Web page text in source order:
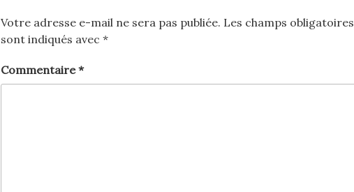
Votre adresse e-mail ne sera pas publiée. Les champs obligatoires
sont indiqués avec *
Commentaire*